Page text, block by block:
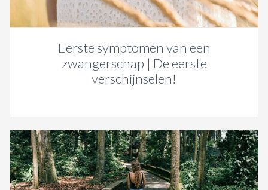
Eerste symptomen van een
zwangerschap | De eerste
verschijnselen!